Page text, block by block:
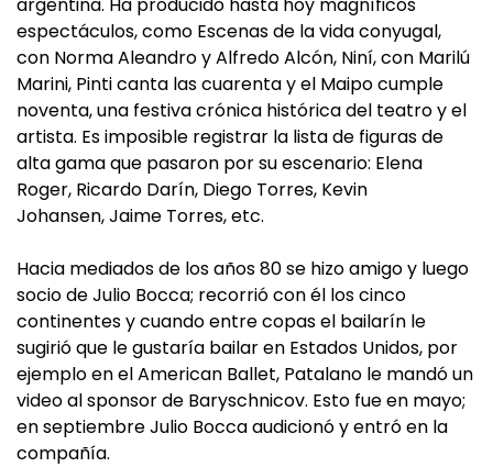
espectáculos, como Escenas de la vida conyugal,
con Norma Aleandro y Alfredo Alcón, Niní, con Marilú
Marini, Pinti canta las cuarenta y el Maipo cumple
noventa, una festiva crónica histórica del teatro y el
artista. Es imposible registrar la lista de figuras de
alta gama que pasaron por su escenario: Elena
Roger, Ricardo Darín, Diego Torres, Kevin
Johansen, Jaime Torres, etc.
Hacia mediados de los años 80 se hizo amigo y luego
socio de Julio Bocca; recorrió con él los cinco
continentes y cuando entre copas el bailarín le
sugirió que le gustaría bailar en Estados Unidos, por
ejemplo en el American Ballet, Patalano le mandó un
video al sponsor de Baryschnicov. Esto fue en mayo;
en septiembre Julio Bocca audicionó y entró en la
compañía.